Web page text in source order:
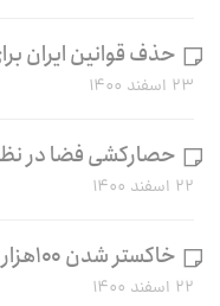
حذف قوانین ایران
۲۳ اسفند ۱۴۰۰
حصارکشی فضا در
۲۲ اسفند ۱۴۰۰
خاکستر شدن ۱۰۰هزار هکتار جنگل و مرتع طی ۵ سال
۲۲ اسفند ۱۴۰۰